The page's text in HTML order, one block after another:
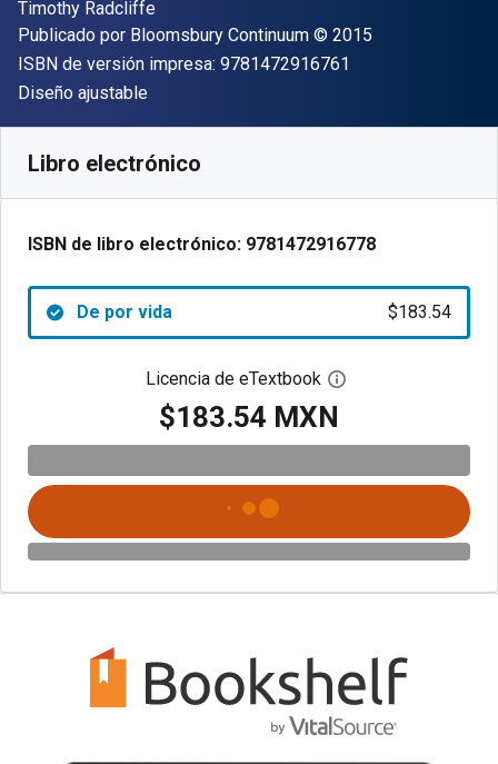
Autor(es)
Timothy Radcliffe
Editor
Publicado por Bloomsbury Continuum Copyright
© 2015
ISBN de versión impresa: 9781472916761
Formato
Diseño ajustable
Libro electrónico
ISBN de libro electrónico: 9781472916778
De por vida $183.54
Licencia de eTextbook Abre el cuadro de
$183.54 MXN